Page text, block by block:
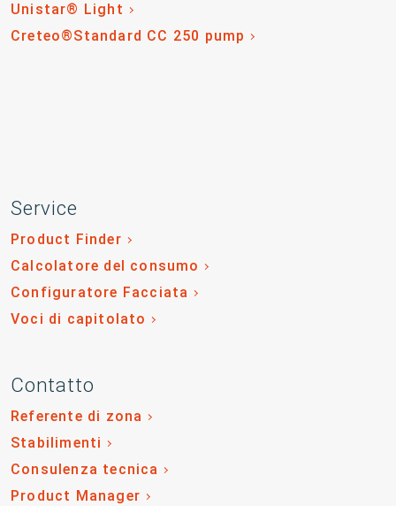
Unistar® Light
Creteo®Standard CC 250 pump
Service
Product Finder
Calcolatore del consumo
Configuratore Facciata
Voci di capitolato
Contatto
Referente di zona
Stabilimenti
Consulenza tecnica
Product Manager